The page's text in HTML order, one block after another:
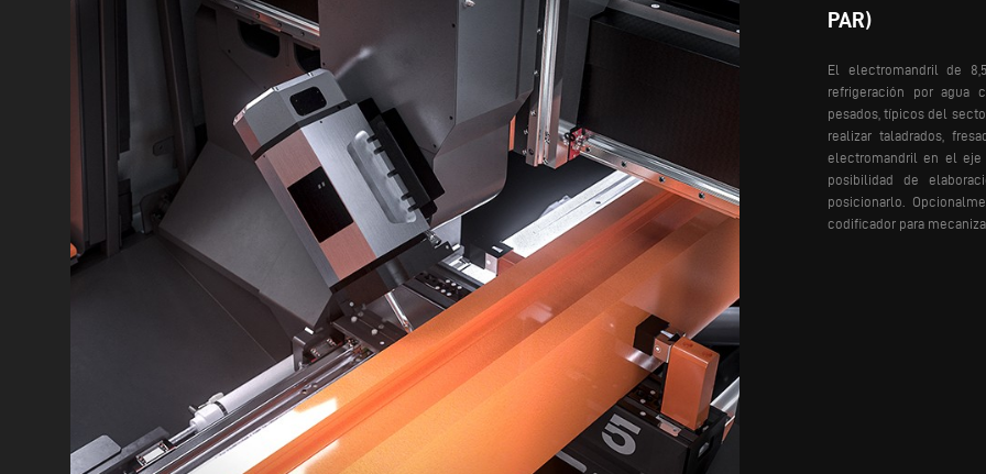
PAR)
El electromandril de
refrigeración por agua
pesados, típicos del
realizar taladrados,
electromandril en el eje
posibilidad de
posicionarlo.
codificador para